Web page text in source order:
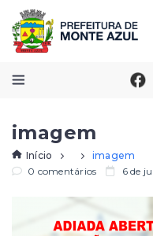
imagem
Início
imagem
0 comentários
6 de